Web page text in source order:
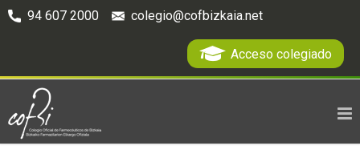
94 607 2000 colegio@cofbizkaia.net
Acceso colegiado